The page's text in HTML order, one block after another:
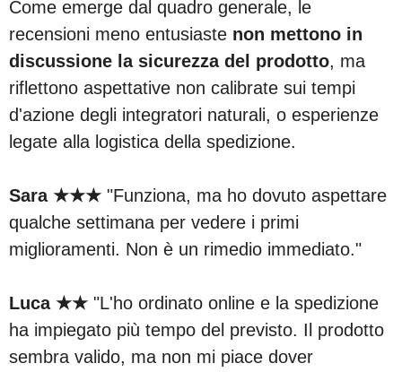
Come emerge dal quadro generale, le
recensioni meno entusiaste non mettono in
discussione la sicurezza del prodotto, ma
riflettono aspettative non calibrate sui tempi
d'azione degli integratori naturali, o esperienze
legate alla logistica della spedizione.
Sara ★★★ "Funziona, ma ho dovuto aspettare
qualche settimana per vedere i primi
miglioramenti. Non è un rimedio immediato."
Luca ★★ "L'ho ordinato online e la spedizione
ha impiegato più tempo del previsto. Il prodotto
sembra valido, ma non mi piace dover